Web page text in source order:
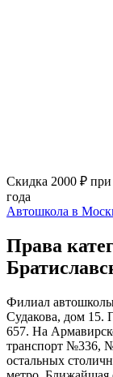
Скидка 2000 ₽
года
Автошкола в
Права
Филиал автошколы
Судакова, дом 15.
657. На
транспорт №336,
остальных